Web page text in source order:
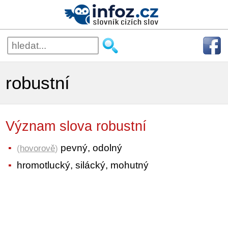
robustní
Význam slova robustní
(hovorově) pevný, odolný
hromotlucký, silácký, mohutný